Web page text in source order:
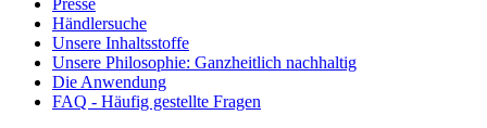
Presse
Händlersuche
Unsere Inhaltsstoffe
Unsere Philosophie: Ganzheitlich nachhaltig
Die Anwendung
FAQ - Häufig gestellte Fragen